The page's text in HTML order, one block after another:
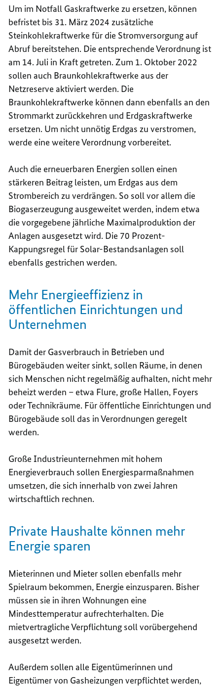
Um im Notfall Gaskraftwerke zu ersetzen, können
befristet bis 31. März 2024 zusätzliche
Steinkohlekraftwerke für die Stromversorgung auf
Abruf bereitstehen. Die entsprechende Verordnung ist
am 14. Juli in Kraft getreten. Zum 1. Oktober 2022
sollen auch Braunkohlekraftwerke aus der
Netzreserve aktiviert werden. Die
Braunkohlekraftwerke können dann ebenfalls an den
Strommarkt zurückkehren und Erdgaskraftwerke
ersetzen. Um nicht unnötig Erdgas zu verstromen,
werde eine weitere Verordnung vorbereitet.
Auch die erneuerbaren Energien sollen einen
stärkeren Beitrag leisten, um Erdgas aus dem
Strombereich zu verdrängen. So soll vor allem die
Biogaserzeugung ausgeweitet werden, indem etwa
die vorgegebene jährliche Maximalproduktion der
Anlagen ausgesetzt wird. Die 70 Prozent-
Kappungsregel für Solar-Bestandsanlagen soll
ebenfalls gestrichen werden.
Mehr Energieeffizienz in
öffentlichen Einrichtungen und
Unternehmen
Damit der Gasverbrauch in Betrieben und
Bürogebäuden weiter sinkt, sollen Räume, in denen
sich Menschen nicht regelmäßig aufhalten, nicht mehr
beheizt werden – etwa Flure, große Hallen, Foyers
oder Technikräume. Für öffentliche Einrichtungen und
Bürogebäude soll das in Verordnungen geregelt
werden.
Große Industrieunternehmen mit hohem
Energieverbrauch sollen Energiesparmaßnahmen
umsetzen, die sich innerhalb von zwei Jahren
wirtschaftlich rechnen.
Private Haushalte können mehr
Energie sparen
Mieterinnen und Mieter sollen ebenfalls mehr
Spielraum bekommen, Energie einzusparen. Bisher
müssen sie in ihren Wohnungen eine
Mindesttemperatur aufrechterhalten. Die
mietvertragliche Verpflichtung soll vorübergehend
ausgesetzt werden.
Außerdem sollen alle Eigentümerinnen und
Eigentümer von Gasheizungen verpflichtet werden,